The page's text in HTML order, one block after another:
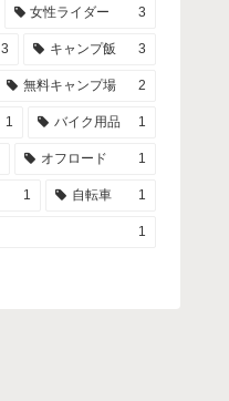
女性ライダー 3
3 キャンプ飯 3
無料キャンプ場 2
1 バイク用品 1
オフロード 1
1 自転車 1
1